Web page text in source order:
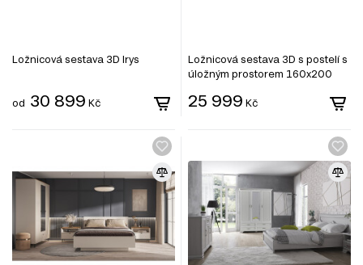
Ložnicová sestava 3D Irys
od 30 899 Kč
Ložnicová sestava 3D s postelí s
úložným prostorem 160x200
25 999 Kč